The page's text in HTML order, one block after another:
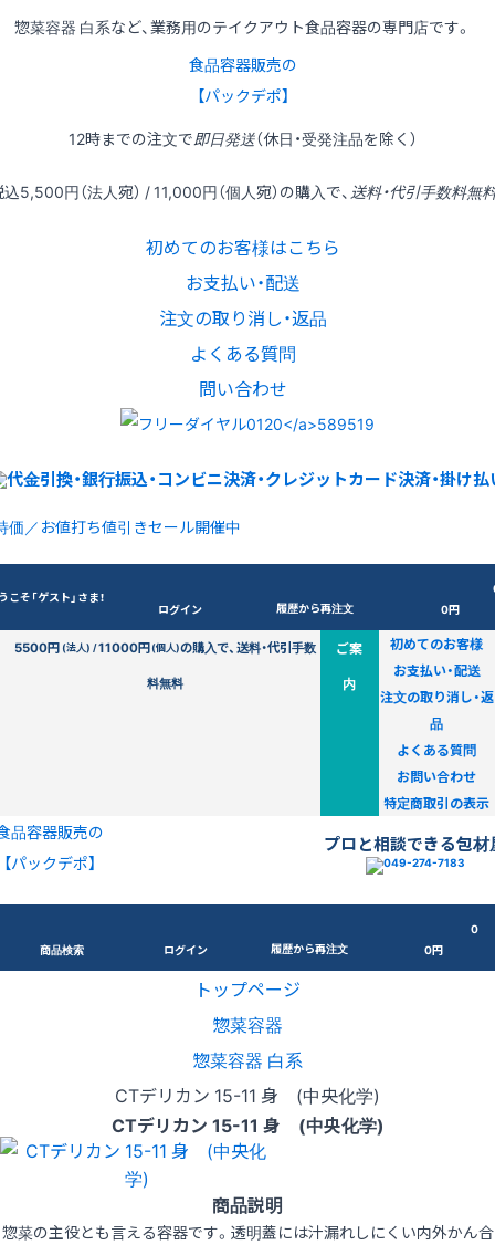
惣菜容器 白系など、業務用のテイクアウト食品容器の専門店です。
食品容器販売の
【パックデポ】
12時までの注文で即日発送（休日・受発注品を除く）
込5,500円（法人宛） / 11,000円（個人宛）の購入で、 送料・代引手数料無
初めてのお客様はこちら
お支払い・配送
注文の取り消し・返品
よくある質問
問い合わせ
価／お値打ち値引きセール開催中
こそ「ゲスト」さま！
ログイン 履歴から再注文
0円
5500円(法人) /11000円(個人)の購入で、送料・代引手数
料無料
ご案
内
初めてのお客様
お支払い・配送
注文の取り消し・返
品
よくある質問
お問い合わせ
特定商取引の表示
品容器販売の
【パックデポ】
プロと相談できる包材
商品検索 ログイン 履歴から再注文
0
0円
トップページ
惣菜容器
惣菜容器 白系
CTデリカン 15-11 身 (中央化学)
CTデリカン 15-11 身 (中央化学)
商品説明
惣菜の主役とも言える容器です。透明蓋には汁漏れしにくい内外かん合